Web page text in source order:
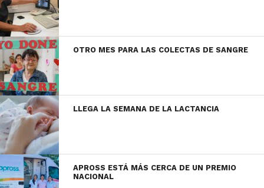
OTRO MES PARA LAS COLECTAS DE SANGRE
LLEGA LA SEMANA DE LA LACTANCIA
APROSS ESTÁ MÁS CERCA DE UN PREMIO
NACIONAL